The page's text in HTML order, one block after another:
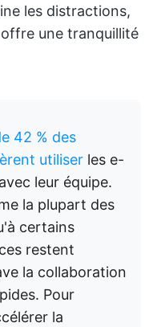
les distractions,
une tranquillité
42 % des
utiliser les e-
leur équipe.
la plupart des
certains
restent
la collaboration
Pour
la